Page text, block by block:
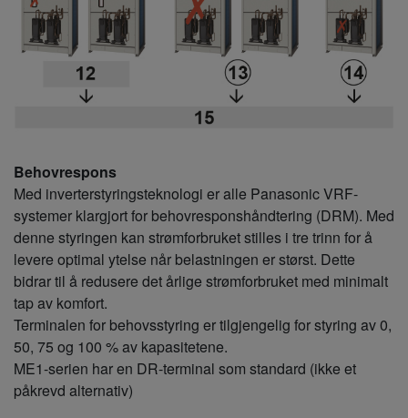
Behovrespons
Med inverterstyringsteknologi er alle Panasonic VRF-
systemer klargjort for behovresponshåndtering (DRM). Med
denne styringen kan strømforbruket stilles i tre trinn for å
levere optimal ytelse når belastningen er størst. Dette
bidrar til å redusere det årlige strømforbruket med minimalt
tap av komfort.
Terminalen for behovsstyring er tilgjengelig for styring av 0,
50, 75 og 100 % av kapasitetene.
ME1-serien har en DR-terminal som standard (ikke et
påkrevd alternativ)